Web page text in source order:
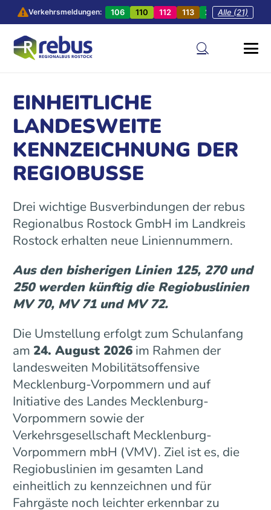
Verkehrsmeldungen: 106 110 112 113 201 202
Alle (21)
EINHEITLICHE
LANDESWEITE
KENNZEICHNUNG DER
REGIOBUSSE
Drei wichtige Busverbindungen der rebus
Regionalbus Rostock GmbH im Landkreis
Rostock erhalten neue Liniennummern.
Aus den bisherigen Linien 125, 270 und
250 werden künftig die Regiobuslinien
MV 70, MV 71 und MV 72.
Die Umstellung erfolgt zum Schulanfang
am 24. August 2026im Rahmen der
landesweiten Mobilitätsoffensive
Mecklenburg-Vorpommern und auf
Initiative des Landes Mecklenburg-
Vorpommern sowie der
Verkehrsgesellschaft Mecklenburg-
Vorpommern mbH (VMV). Ziel ist es, die
Regiobuslinien im gesamten Land
einheitlich zu kennzeichnen und für
Fahrgäste noch leichter erkennbar zu